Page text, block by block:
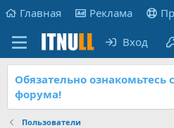
Главная Реклама
Вход
Обязательно ознакомьтесь с
форума!
Пользователи